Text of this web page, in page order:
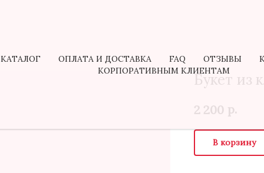
КАТАЛОГ ОПЛАТА И ДОСТАВКА FAQ ОТЗЫВЫ
КОРПОРАТИВНЫМ КЛИЕНТАМ
Букет из
2 200 р.
В корзину